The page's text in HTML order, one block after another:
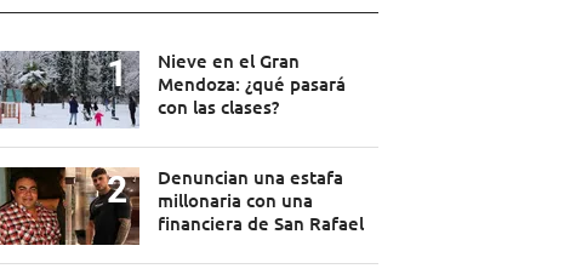
Nieve en el Gran
Mendoza: ¿qué pasará
con las clases?
Denuncian una estafa
millonaria con una
financiera de San Rafael